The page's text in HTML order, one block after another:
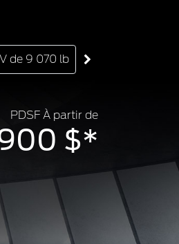
de 9 070 lb T-150 PA toit
PDSF À partir de
$*